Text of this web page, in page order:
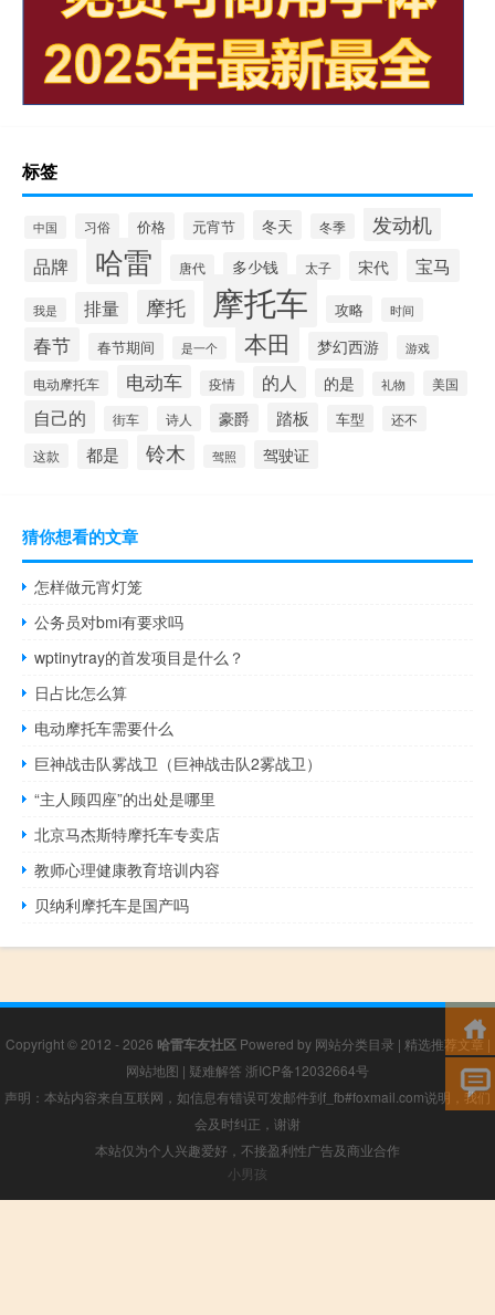
标签
中国 习俗 价格 元宵节 冬天 冬季 发动机
品牌 哈雷 唐代 多少钱 太子 宋代 宝马
我是 排量 摩托 摩托车 攻略 时间
春节 春节期间 是一个 本田 梦幻西游 游戏
电动摩托车 电动车 疫情 的人 的是 礼物 美国
自己的 街车 诗人 豪爵 踏板 车型 还不
这款 都是 铃木 驾照 驾驶证
猜你想看的文章
怎样做元宵灯笼
公务员对bmi有要求吗
wptinytray的首发项目是什么？
日占比怎么算
电动摩托车需要什么
巨神战击队雾战卫（巨神战击队2雾战卫）
“主人顾四座”的出处是哪里
北京马杰斯特摩托车专卖店
教师心理健康教育培训内容
贝纳利摩托车是国产吗
Copyright © 2012 - 2026 哈雷车友社区Powered by 网站分类目录 | 精选推荐文章|
网站地图 | 疑难解答 浙ICP备12032664号
声明：本站内容来自互联网，如信息有错误可发邮件到f_fb#foxmail.com说明，我们
会及时纠正，谢谢
本站仅为个人兴趣爱好，不接盈利性广告及商业合作
小男孩